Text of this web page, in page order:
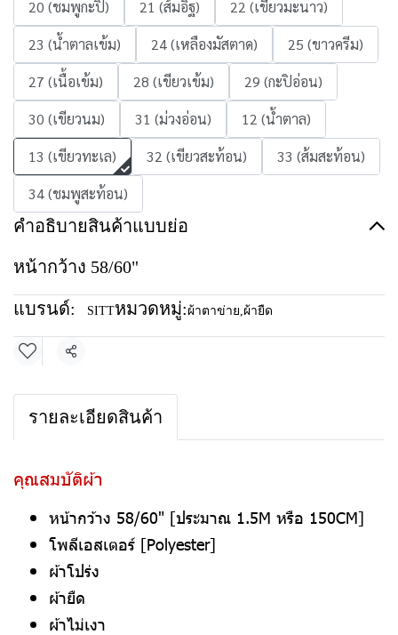
20 (ชมพูกะปิ)
21 (ส้มอิฐ)
22 (เขียวมะนาว)
23 (น้ำตาลเข้ม)
24 (เหลืองมัสตาด)
25 (ขาวครีม)
27 (เนื้อเข้ม)
28 (เขียวเข้ม)
29 (กะปิอ่อน)
30 (เขียวนม)
31 (ม่วงอ่อน)
12 (น้ำตาล)
13 (เขียวทะเล)
32 (เขียวสะท้อน)
33 (ส้มสะท้อน)
34 (ชมพูสะท้อน)
คำอธิบายสินค้าแบบย่อ
หน้ากว้าง 58/60"
แบรนด์: SITTหมวดหมู่: ผ้าตาข่าย,ผ้ายืด
แชร์
รายละเอียดสินค้า
คุณสมบัติผ้า
หน้ากว้าง 58/60" [ประมาณ 1.5M หรือ 150CM]
โพลีเอสเตอร์ [Polyester]
ผ้าโปร่ง
ผ้ายืด
ผ้าไม่เงา